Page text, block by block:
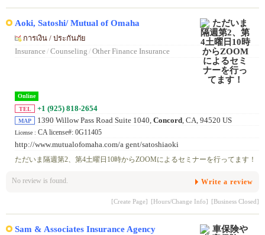
Aoki, Satoshi/ Mutual of Omaha
การเงิน / ประกันภัย
Insurance/ Counseling / Other Finance Insurance
Online
TEL
+1 (925) 818-2654
MAP 1390 Willow Pass Road Suite 1040, Concord, CA, 94520 US
License : CA license#: 0G11405
http://www.mutualofomaha.com/a gent/satoshiaoki
ただいま隔週第2、第4土曜日10時からZOOMによるセミナーを行ってます！
No review is found. Write a review
[Create Page] [Hours/Change Info] [Business Closed]
Sam & Associates Insurance Agency